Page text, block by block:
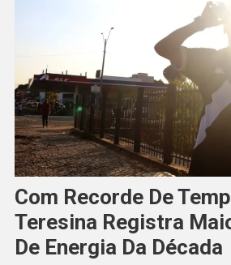
Com Recorde De
Teresina Registra
De Energia Da Década